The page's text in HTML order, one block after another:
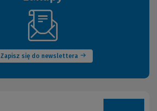
Zapisz się do newslettera
(Nowe
okno)